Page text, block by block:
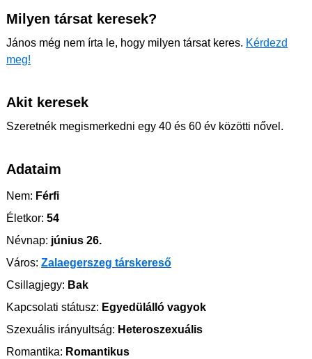
Milyen társat keresek?
János még nem írta le, hogy milyen társat keres. Kérdezd
meg!
Akit keresek
Szeretnék megismerkedni egy 40 és 60 év közötti nővel.
Adataim
Nem: Férfi
Életkor: 54
Névnap: június 26.
Város: Zalaegerszeg társkereső
Csillagjegy: Bak
Kapcsolati státusz: Egyedülálló vagyok
Szexuális irányultság: Heteroszexuális
Romantika: Romantikus